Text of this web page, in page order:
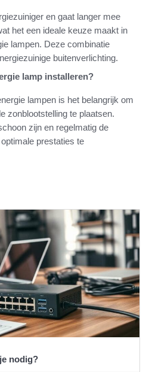
en gaat langer mee
het een ideale keuze maakt in
lampen. Deze combinatie
buitenverlichting.
lamp installeren?
lampen is het belangrijk om
zonblootstelling te plaatsen.
zijn en regelmatig de
prestaties te
nodig?